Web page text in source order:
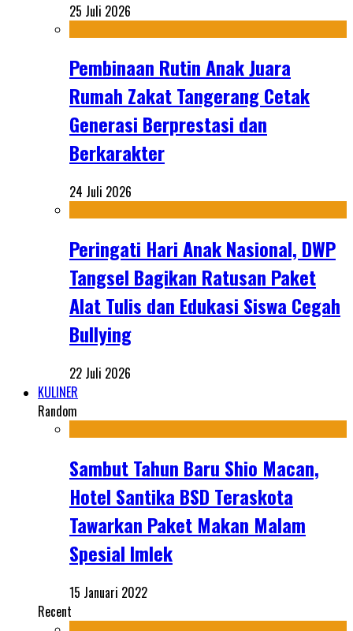
25 Juli 2026
Pembinaan Rutin Anak Juara
Rumah Zakat Tangerang Cetak
Generasi Berprestasi dan
Berkarakter
24 Juli 2026
Peringati Hari Anak Nasional, DWP
Tangsel Bagikan Ratusan Paket
Alat Tulis dan Edukasi Siswa Cegah
Bullying
22 Juli 2026
KULINER
Random
Sambut Tahun Baru Shio Macan,
Hotel Santika BSD Teraskota
Tawarkan Paket Makan Malam
Spesial Imlek
15 Januari 2022
Recent